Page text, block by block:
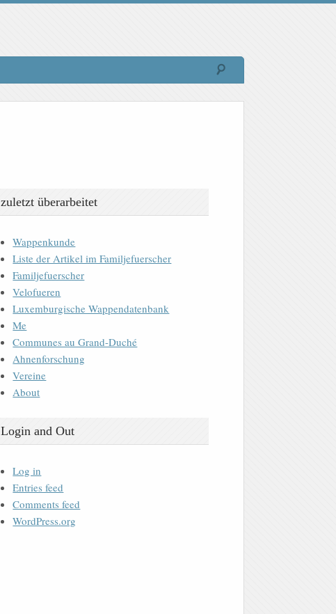
zuletzt überarbeitet
Wappenkunde
Liste der Artikel im Familjefuerscher
Familjefuerscher
Velofueren
Luxemburgische Wappendatenbank
Me
Communes au Grand-Duché
Ahnenforschung
Vereine
About
Login and Out
Log in
Entries feed
Comments feed
WordPress.org